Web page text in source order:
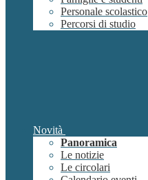
Personale scolastico
Percorsi di studio
Novità
Panoramica
Le notizie
Le circolari